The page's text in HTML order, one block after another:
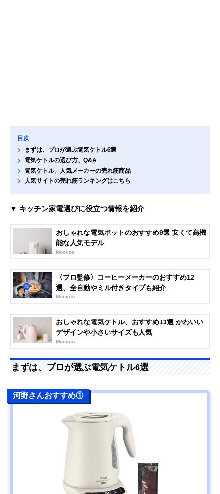
目次
まずは、プロが選ぶ電気ケトル6選
電気ケトルの選び方、Q&A
電気ケトル、人気メーカーの売れ筋商品
人気サイトの売れ筋ランキングはこちら
▼ キッチン家電選びに役立つ情報を紹介
おしゃれな電気ポットのおすすめ9選 安くて高機
能な人気モデル
Moovoo
〈プロ監修〉コーヒーメーカーのおすすめ12
選、全自動やミル付きタイプも紹介
Moovoo
おしゃれな電気ケトル、おすすめ13選 かわいい
デザインや小さいサイズも人気
Moovoo
まずは、プロが選ぶ電気ケトル6選
河野さんおすすめ①